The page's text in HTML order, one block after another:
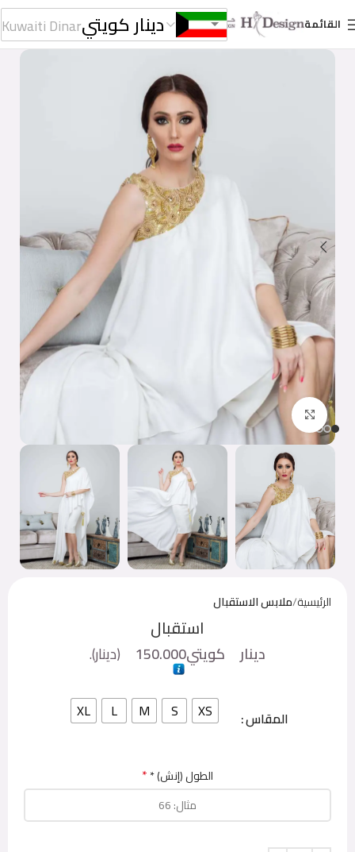
القائمة دينار كويتيKuwaiti Dinar
اضغط للتكبير
الرئيسية ملابس الاستقبال
استقبال
دينار كويتي150.000
(دينار).
المقاس XS
S
M
L
XL
الطول (إنش) **